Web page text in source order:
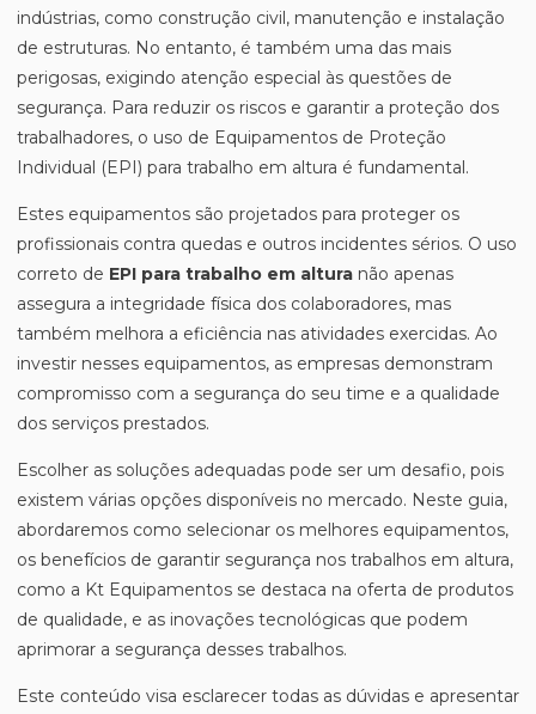
indústrias, como construção civil, manutenção e instalação
de estruturas. No entanto, é também uma das mais
perigosas, exigindo atenção especial às questões de
segurança. Para reduzir os riscos e garantir a proteção dos
trabalhadores, o uso de Equipamentos de Proteção
Individual (EPI) para trabalho em altura é fundamental.
Estes equipamentos são projetados para proteger os
profissionais contra quedas e outros incidentes sérios. O uso
correto de EPI para trabalho em altura não apenas
assegura a integridade física dos colaboradores, mas
também melhora a eficiência nas atividades exercidas. Ao
investir nesses equipamentos, as empresas demonstram
compromisso com a segurança do seu time e a qualidade
dos serviços prestados.
Escolher as soluções adequadas pode ser um desafio, pois
existem várias opções disponíveis no mercado. Neste guia,
abordaremos como selecionar os melhores equipamentos,
os benefícios de garantir segurança nos trabalhos em altura,
como a Kt Equipamentos se destaca na oferta de produtos
de qualidade, e as inovações tecnológicas que podem
aprimorar a segurança desses trabalhos.
Este conteúdo visa esclarecer todas as dúvidas e apresentar